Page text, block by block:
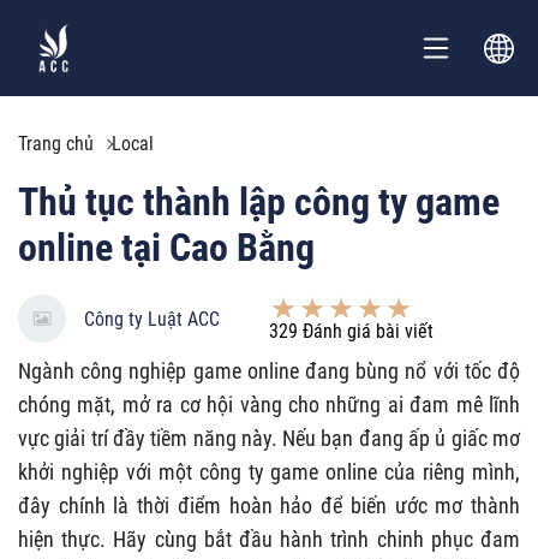
Trang chủ Local
Thủ tục thành lập công ty game
online tại Cao Bằng
Công ty Luật ACC
329 Đánh giá bài viết
Ngành công nghiệp game online đang bùng nổ với tốc độ
chóng mặt, mở ra cơ hội vàng cho những ai đam mê lĩnh
vực giải trí đầy tiềm năng này. Nếu bạn đang ấp ủ giấc mơ
khởi nghiệp với một công ty game online của riêng mình,
đây chính là thời điểm hoàn hảo để biến ước mơ thành
hiện thực. Hãy cùng bắt đầu hành trình chinh phục đam